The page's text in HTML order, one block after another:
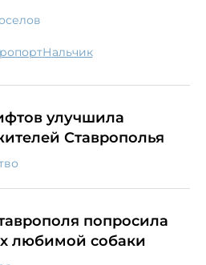
Нальчик
улучшила
Ставрополья
попросила
любимой собаки